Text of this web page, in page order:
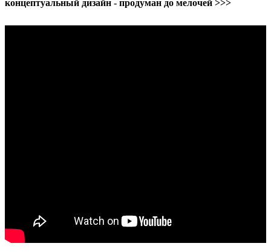
концептуальный дизайн - продуман до мелочей >>>